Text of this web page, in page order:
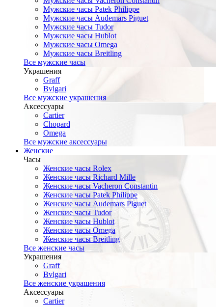
Мужские часы Patek Philippe
Мужские часы Audemars Piguet
Мужские часы Tudor
Мужские часы Hublot
Мужские часы Omega
Мужские часы Breitling
Все мужские часы
Украшения
Graff
Bvlgari
Все мужские украшения
Аксессуары
Cartier
Chopard
Omega
Все мужские аксессуары
Женские
Часы
Женские часы Rolex
Женские часы Richard Mille
Женские часы Vacheron Constantin
Женские часы Patek Philippe
Женские часы Audemars Piguet
Женские часы Tudor
Женские часы Hublot
Женские часы Omega
Женские часы Breitling
Все женские часы
Украшения
Graff
Bvlgari
Все женские украшения
Аксессуары
Cartier